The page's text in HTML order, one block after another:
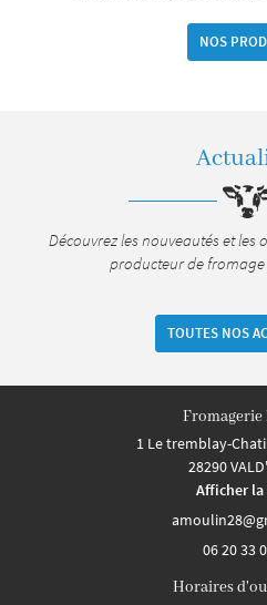
NOS
Découvrez les nouveautés et les
producteur de fromage
TOUTES NOS
1 Le tremblay-
28290
Afficher la
06 20 33
Horaires